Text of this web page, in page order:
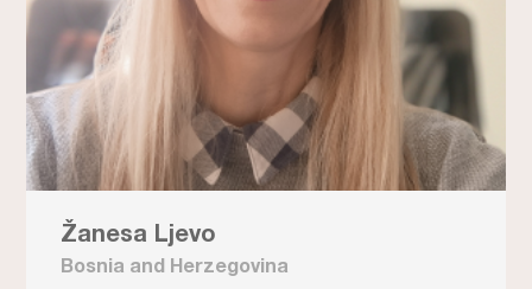
Žanesa Ljevo
Bosnia and Herzegovina